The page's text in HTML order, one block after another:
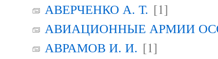
АВЕРЧЕНКО А. Т. [1]
АВИАЦИОННЫЕ АРМИИ
АВРАМОВ И. И. [1]